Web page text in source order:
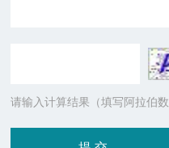
请输入计算结果（填写阿拉伯